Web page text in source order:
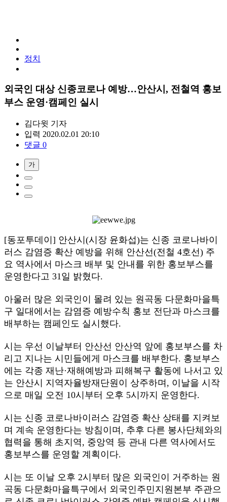
정치
외국인 대상 신종코로나 예방…안산시, 전철역 홍보
부스 운영·캠페인 실시
김다윗 기자
입력 2020.02.01 20:10
댓글 0
가
[동포투데이] 안산시(시장 윤화섭)는 신종 코로나바이
러스 감염증 확산 예방을 위해 안산선(전철 4호선) 주
요 역사에서 마스크 배부 및 안내를 위한 홍보부스를
운영한다고 31일 밝혔다.
아울러 많은 외국인이 몰려 있는 원곡동 다문화마을특
구 일대에서는 감염증 예방수칙 홍보 전단과 마스크를
배부하는 캠페인도 실시했다.
시는 우선 이날부터 안산선 안산역 앞에 홍보부스를 차
리고 지나는 시민들에게 마스크를 배부한다. 홍보부스
에는 각종 재난·재해예방과 피해복구 활동에 나서고 있
는 안산시 지역자율방재단원이 상주하며, 이날을 시작
으로 매일 오전 10시부터 오후 5시까지 운영한다.
시는 신종 코로나바이러스 감염증 확산 상태를 지켜보
며 계속 운영한다는 방침이며, 추후 다른 봉사단체와의
협력을 통해 초지역, 중앙역 등 관내 다른 역사에서도
홍보부스를 운영할 계획이다.
시는 또 이날 오후 2시부터 많은 외국인이 거주하는 원
곡동 다문화마을특구에서 외국인주민지원본부 주관으